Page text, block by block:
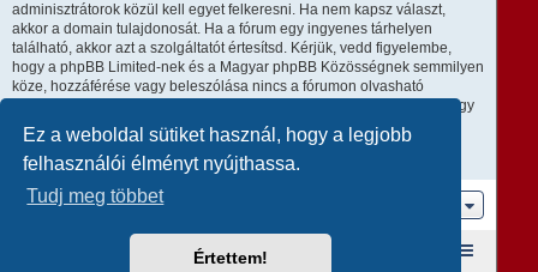
Ez a weboldal sütiket használ, hogy a legjobb
felhasználói élményt nyújthassa.
Tudj meg többet
Értettem!
adminisztrátorok közül kell egyet felkeresni. Ha nem kapsz választ,
akkor a domain tulajdonosát. Ha a fórum egy ingyenes tárhelyen
található, akkor azt a szolgáltatót értesítsd. Kérjük, vedd figyelembe,
hogy a phpBB Limited-nek és a Magyar phpBB Közösségnek semmilyen
köze, hozzáférése vagy beleszólása nincs a fórumon olvasható
tartalomhoz, ezért nem tehető semmilyen módon felelőssé amiatt, hogy
ki mire használja ezt a fórumot.
Vissza a tetejére